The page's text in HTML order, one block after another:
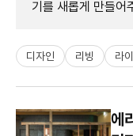
기를 새롭게 만들어
디자인 리빙 라
에